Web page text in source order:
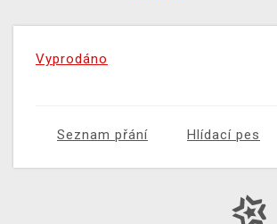
Vyprodáno
Seznam přání Hlídací pes